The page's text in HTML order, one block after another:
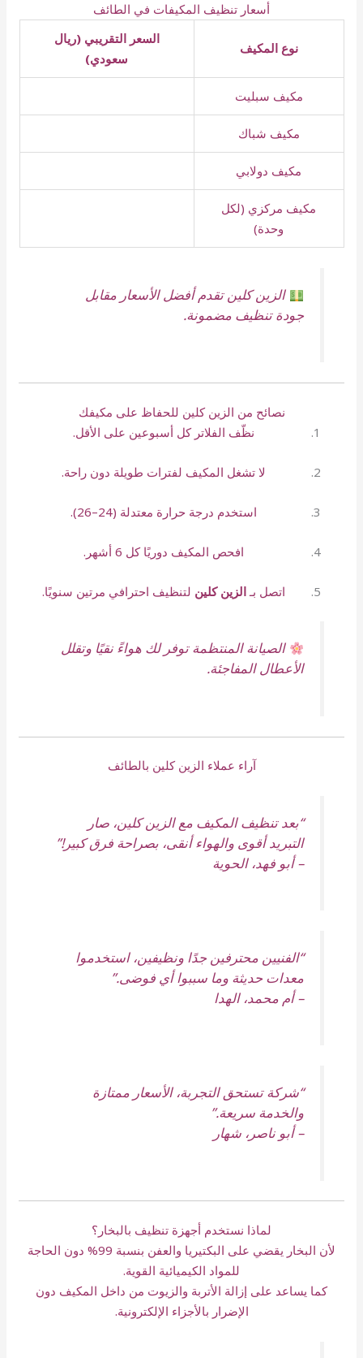
أسعار تنظيف المكيفات في الطائف
نوع المكيف
السعر التقريبي (ريال
سعودي)
مكيف سبليت
مكيف شباك
مكيف دولابي
مكيف مركزي (لكل
وحدة)
الزين كلين تقدم أفضل الأسعار مقابل
جودة تنظيف مضمونة.
نصائح من الزين كلين للحفاظ على مكيفك
نظّف الفلاتر كل أسبوعين على الأقل.
لا تشغل المكيف لفترات طويلة دون راحة.
استخدم درجة حرارة معتدلة (24–26).
افحص المكيف دوريًا كل 6 أشهر.
اتصل بـالزين كلين لتنظيف احترافي مرتين سنويًا.
الصيانة المنتظمة توفر لك هواءً نقيًا وتقلل
الأعطال المفاجئة.
آراء عملاء الزين كلين بالطائف
“بعد تنظيف المكيف مع الزين كلين، صار
التبريد أقوى والهواء أنقى، بصراحة فرق كبير!”
–أبو فهد، الحوية
“الفنيين محترفين جدًا ونظيفين، استخدموا
معدات حديثة وما سببوا أي فوضى.”
–أم محمد، الهدا
“شركة تستحق التجربة، الأسعار ممتازة
والخدمة سريعة.”
–أبو ناصر، شهار
لماذا نستخدم أجهزة تنظيف بالبخار؟
لأن البخار يقضي على البكتيريا والعفن بنسبة 99% دون الحاجة
للمواد الكيميائية القوية.
كما يساعد على إزالة الأتربة والزيوت من داخل المكيف دون
الإضرار بالأجزاء الإلكترونية.